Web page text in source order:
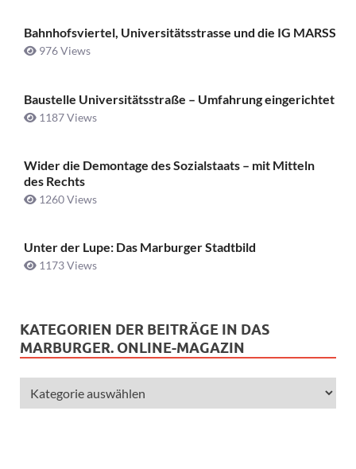
Bahnhofsviertel, Universitätsstrasse und die IG MARSS
976 Views
Baustelle Universitätsstraße ­– Umfahrung eingerichtet
1187 Views
Wider die Demontage des Sozialstaats – mit Mitteln
des Rechts
1260 Views
Unter der Lupe: Das Marburger Stadtbild
1173 Views
KATEGORIEN DER BEITRÄGE IN DAS
MARBURGER. ONLINE-MAGAZIN